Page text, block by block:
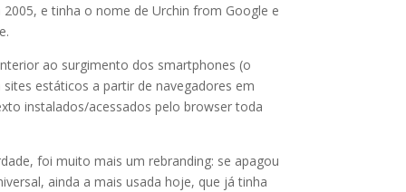
e tinha o nome de Urchin from Google e
ao surgimento dos smartphones (o
estáticos a partir de navegadores em
instalados/acessados pelo browser toda
foi muito mais um rebranding: se apagou
ainda a mais usada hoje, que já tinha